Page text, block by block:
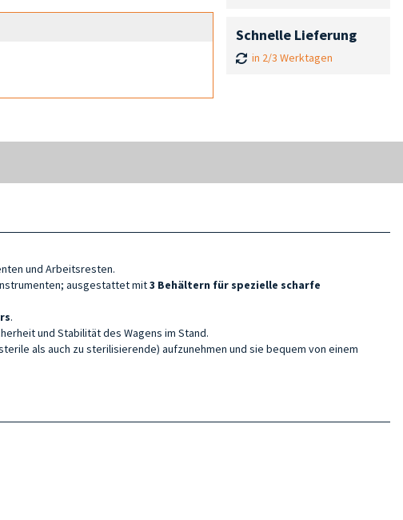
Schnelle Lieferung
in 2/3 Werktagen
und Arbeitsresten.
ausgestattet mit3 Behältern für spezielle scharfe
.
und Stabilitätdes Wagens im Stand.
als auch zu sterilisierende) aufzunehmen und sie bequem von einem